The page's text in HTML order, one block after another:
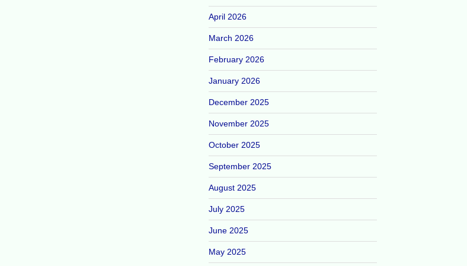
April 2026
March 2026
February 2026
January 2026
December 2025
November 2025
October 2025
September 2025
August 2025
July 2025
June 2025
May 2025